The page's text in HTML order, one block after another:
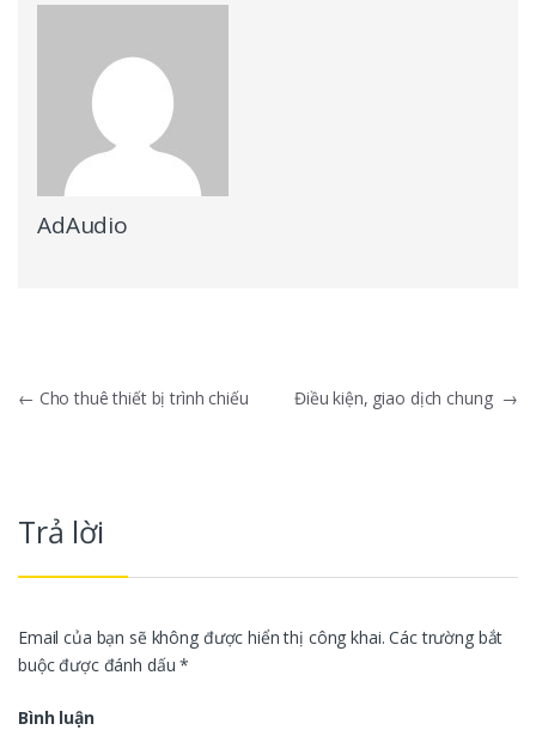
AdAudio
Điều hướng bài viết
← Cho thuê thiết bị trình chiếu Điều kiện, giao dịch chung →
Trả lời
Email của bạn sẽ không được hiển thị công khai. Các trường bắt
buộc được đánh dấu*
Bình luận